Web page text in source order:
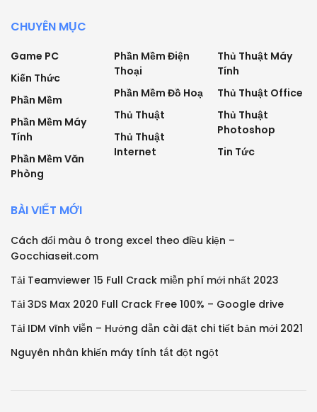
CHUYÊN MỤC
Game PC
Kiến Thức
Phần Mềm
Phần Mềm Máy
Tính
Phần Mềm Văn
Phòng
Phần Mềm Điện
Thoại
Phần Mềm Đồ Hoạ
Thủ Thuật
Thủ Thuật
Internet
Thủ Thuật Máy
Tính
Thủ Thuật Office
Thủ Thuật
Photoshop
Tin Tức
BÀI VIẾT MỚI
Cách đổi màu ô trong excel theo điều kiện –
Gocchiaseit.com
Tải Teamviewer 15 Full Crack miễn phí mới nhất 2023
Tải 3DS Max 2020 Full Crack Free 100% – Google drive
Tải IDM vĩnh viễn – Hướng dẫn cài đặt chi tiết bản mới 2021
Nguyên nhân khiến máy tính tắt đột ngột